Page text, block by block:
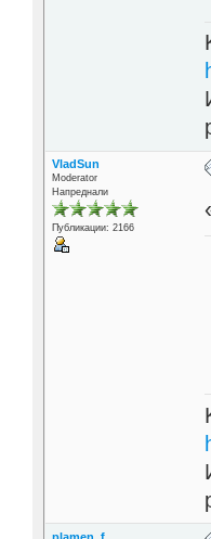
VladSun
Moderator
Напреднали
Публикации: 2166